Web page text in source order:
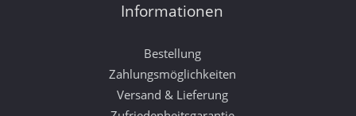
Informationen
Bestellung
Zahlungsmöglichkeiten
Versand & Lieferung